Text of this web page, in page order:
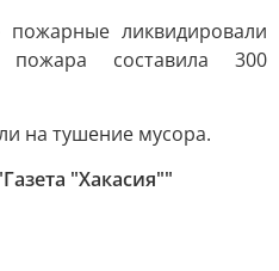
ликвидировали
составила 300
на тушение мусора.
"Хакасия""